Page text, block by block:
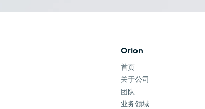
Orion
首页
关于公司
团队
业务领域